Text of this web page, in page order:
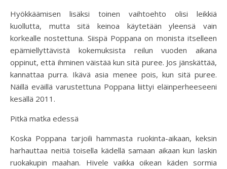
Hyökkäämisen lisäksi toinen vaihtoehto olisi leikkiä
kuollutta, mutta sitä keinoa käytetään yleensä vain
korkealle nostettuna. Siispä Poppana on monista itselleen
epämiellyttävistä kokemuksista reilun vuoden aikana
oppinut, että ihminen väistää kun sitä puree. Jos jänskättää,
kannattaa purra. Ikävä asia menee pois, kun sitä puree.
Näillä eväillä varustettuna Poppana liittyi eläinperheeseeni
kesällä 2011.
Pitkä matka edessä
Koska Poppana tarjoili hammasta ruokinta-aikaan, keksin
harhauttaa neitiä toisella kädellä samaan aikaan kun laskin
ruokakupin maahan. Hivele vaikka oikean käden sormia